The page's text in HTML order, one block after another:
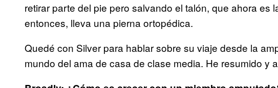
retirar parte del pie pero salvando el talón, que ahora es
entonces, lleva una pierna ortopédica.
Quedé con Silver para hablar sobre su viaje desde la
mundo del ama de casa de clase media. He resumido y